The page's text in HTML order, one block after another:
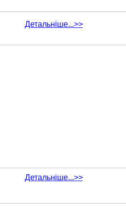
Детальніше...>>
Детальніше...>>